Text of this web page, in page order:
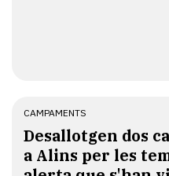
CAMPAMENTS
​Desallotgen dos
a Alins per les